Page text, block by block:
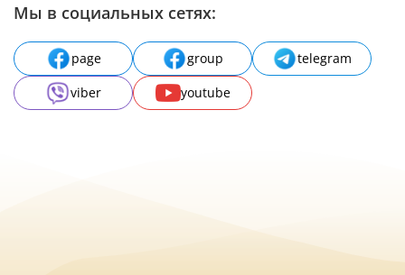
Мы в социальных сетях:
page group
telegram
viber
youtube